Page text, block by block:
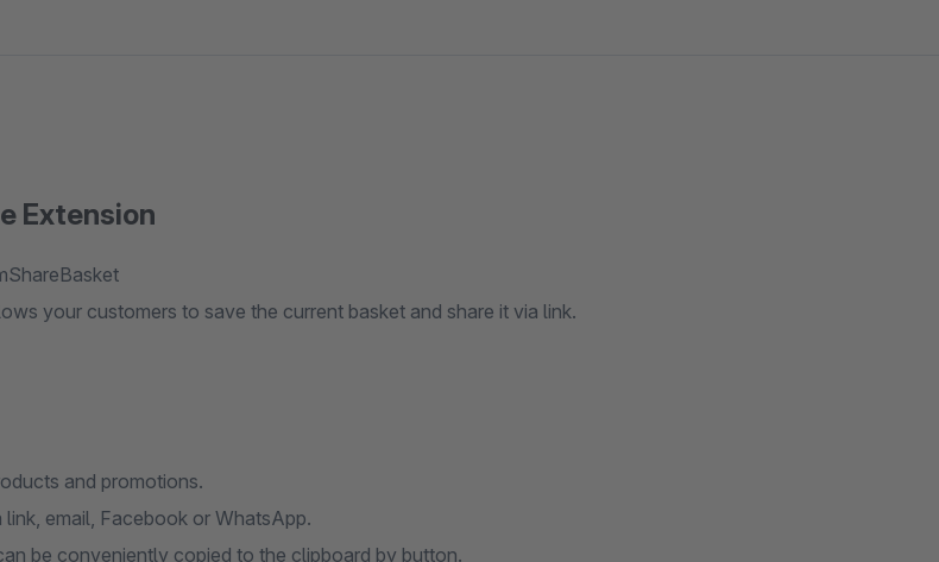
Extension
your customers to save the current basket and share it via link.
and promotions.
link, email, Facebook or WhatsApp.
be conveniently copied to the clipboard by button.